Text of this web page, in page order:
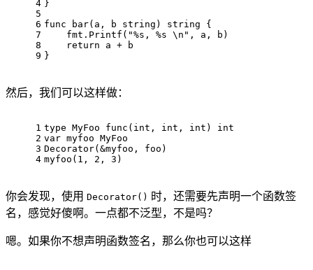
4
5
6
7
8
9
}
func
bar(a, b string ) string {
    fmt.Printf(
"%s, %s \n" , a, b)
return a + b
}
然后，我们可以这样做：
1
2
3
4
type MyFoo func ( int , int , int )
int
var myfoo MyFoo
Decorator(&myfoo, foo)
myfoo( 1 , 2 , 3 )
你会发现，使用 Decorator() 时，还需要先声明一个函数签
名，感觉好傻啊。一点都不泛型，不是吗？
嗯。如果你不想声明函数签名，那么你也可以这样